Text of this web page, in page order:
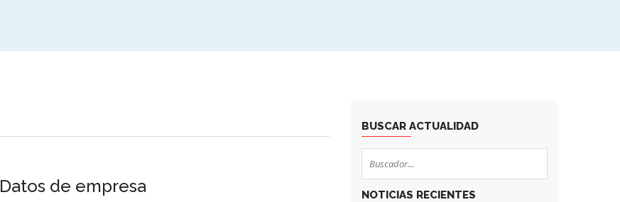
Datos de empresa
BUSCAR ACTUALIDAD
NOTICIAS RECIENTES